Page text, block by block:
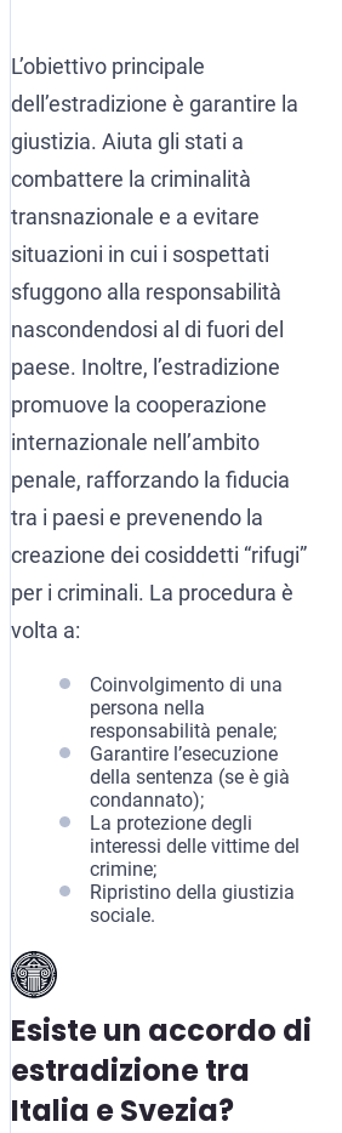
L’obiettivo principale
dell’estradizione è garantire la
giustizia. Aiuta gli stati a
combattere la criminalità
transnazionale e a evitare
situazioni in cui i sospettati
sfuggono alla responsabilità
nascondendosi al di fuori del
paese. Inoltre, l’estradizione
promuove la cooperazione
internazionale nell’ambito
penale, rafforzando la fiducia
tra i paesi e prevenendo la
creazione dei cosiddetti “rifugi”
per i criminali. La procedura è
volta a:
Coinvolgimento di una
persona nella
responsabilità penale;
Garantire l’esecuzione
della sentenza (se è già
condannato);
La protezione degli
interessi delle vittime del
crimine;
Ripristino della giustizia
sociale.
Esiste un accordo di
estradizione tra
Italia e Svezia?